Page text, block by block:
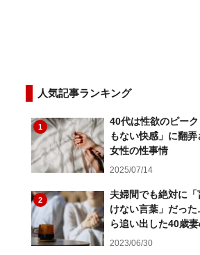
人気記事ランキング
1
40代は性欲のピー
もない快感」に翻
女性の性事情
2025/07/14
2
夫婦間でも絶対に
けない言葉」だっ
ら追い出した40歳
2023/06/30